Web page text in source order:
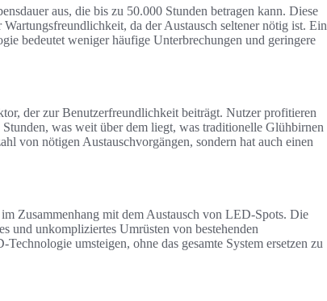
aus, die bis zu 50.000 Stunden betragen kann. Diese
da der Austausch seltener nötig ist. Ein
bedeutet weniger häufige Unterbrechungen und geringere
der zur Benutzerfreundlichkeit beiträgt. Nutzer profitieren
was weit über dem liegt, was traditionelle Glühbirnen
von nötigen Austauschvorgängen, sondern hat auch einen
Zusammenhang mit dem Austausch von LED-Spots. Die
und unkompliziertes Umrüsten von bestehenden
umsteigen, ohne das gesamte System ersetzen zu